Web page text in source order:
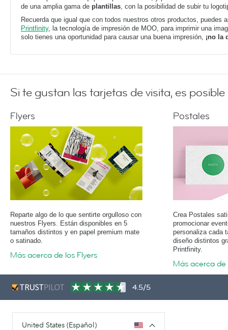
de una amplia gama de plantillas, con la posibilidad de subir tu
Recuerda que igual que con todos nuestros otros productos, puedes
Printfinity, la tecnología de impresión de MOO, para imprimir una
solo tienes una oportunidad para causar una buena impresión, ¡no la
Si te gustan las tarjetas de visita, es
Flyers
Reparte algo de lo que sentirte orgulloso con
nuestros Flyers. Están disponibles en 5
tamaños distintos y en papel premium mate
o satinado.
Más acerca de los Flyers
Postales
Crea Postales
promocionar
personaliza cada
diseño distintos
Printfinity.
Más acerca de
4.5/5
United States (Español)